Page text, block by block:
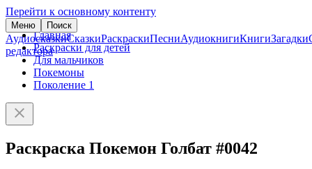
Перейти к основному контенту
Меню Поиск
АудиосказкиСказкиРаскраскиПесниАудиокнигиКнигиЗагадки
редактора
Главная
Раскраски для детей
Для мальчиков
Покемоны
Поколение 1
Раскраска Покемон Голбат #0042